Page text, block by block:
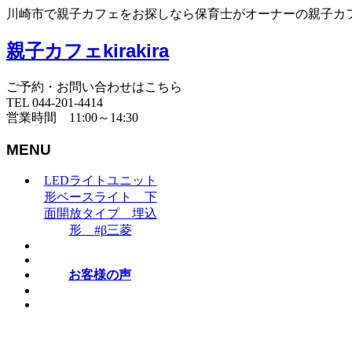
川崎市で親子カフェをお探しなら保育士がオーナーの親子カ
親子カフェkirakira
ご予約・お問い合わせはこちら
TEL 044-201-4414
営業時間 11:00～14:30
MENU
LEDライトユニット
形ベースライト 下
面開放タイプ 埋込
形 #β三菱
お客様の声